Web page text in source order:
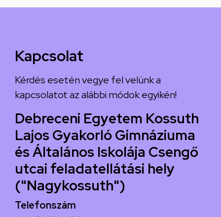
Kapcsolat
Kérdés esetén vegye fel velünk a
kapcsolatot az alábbi módok egyikén!
Debreceni Egyetem Kossuth
Lajos Gyakorló Gimnáziuma
és Általános Iskolája Csengő
utcai feladatellátási hely
("Nagykossuth")
Telefonszám